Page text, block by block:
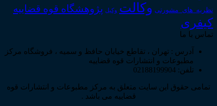
نظریه_های_مشورتی وکالت وکیل پژوهشگاه قوه قضاییه
کیفری
تماس با ما
آدرس : تهران ، تقاطع خیابان حافظ و سمیه ، فروشگاه مرکز
مطبوعات و انتشارات قوه قضاییه
تلفن: 02188199904
تمامی حقوق این سایت متعلق به مرکز مطبوعات و انتشارات قوه
قضاییه می باشد .